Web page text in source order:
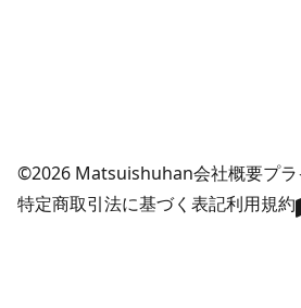
©2026 Matsuishuhan会社概要プ
特定商取引法に基づく表記利用規約